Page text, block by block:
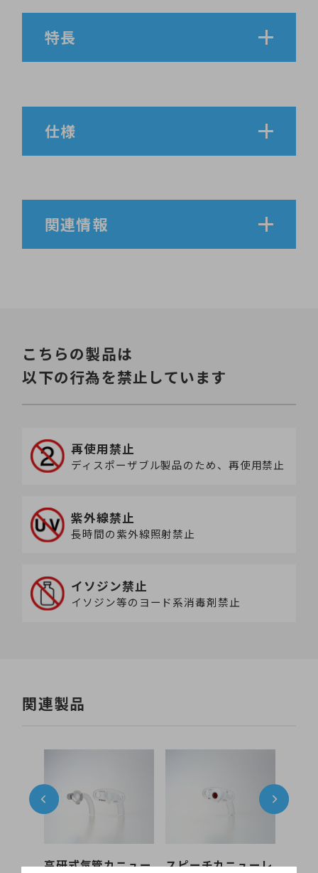
特長
仕様
関連情報
こちらの製品は
以下の行為を禁止しています
再使用禁止
ディスポーザブル製品のため、再使用禁止
紫外線禁止
長時間の紫外線照射禁止
イソジン禁止
イソジン等のヨード系消毒剤禁止
関連製品
ーレ
高研式気管カニュー
スピーチカニューレ
コー